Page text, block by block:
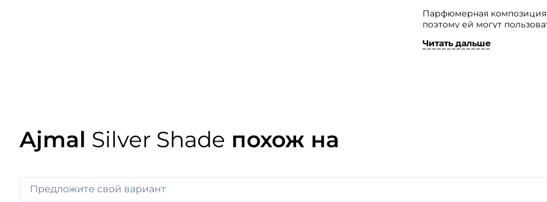
Парфюмерная композиция
поэтому ей могут
Этот аромат входит в
Читать дальше
Ajmal Silver Shade похож на